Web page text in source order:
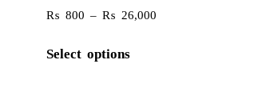
₨ 800 – ₨ 26,000
Select options